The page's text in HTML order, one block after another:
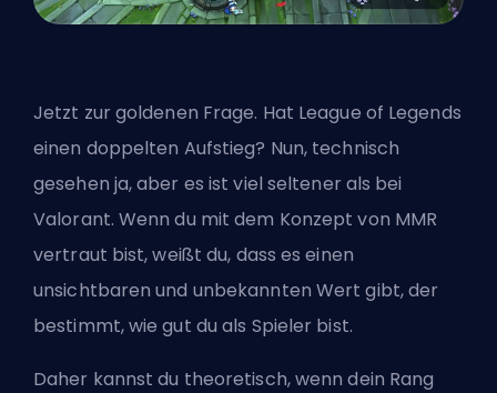
Jetzt zur goldenen Frage. Hat League of Legends
einen doppelten Aufstieg? Nun, technisch
gesehen ja, aber es ist viel seltener als bei
Valorant. Wenn du mit dem Konzept von MMR
vertraut bist, weißt du, dass es einen
unsichtbaren und unbekannten Wert gibt, der
bestimmt, wie gut du als Spieler bist.
Daher kannst du theoretisch, wenn dein Rang